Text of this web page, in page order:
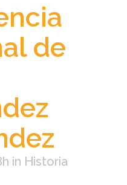
de
in Historia